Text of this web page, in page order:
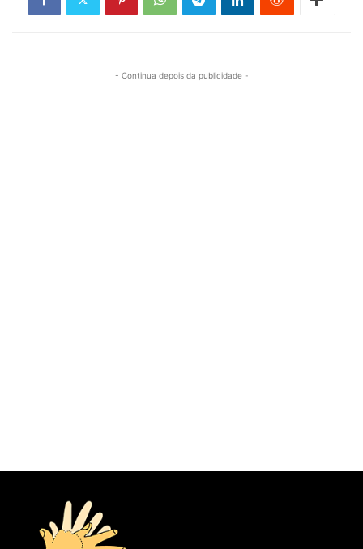
- Continua depois da publicidade -